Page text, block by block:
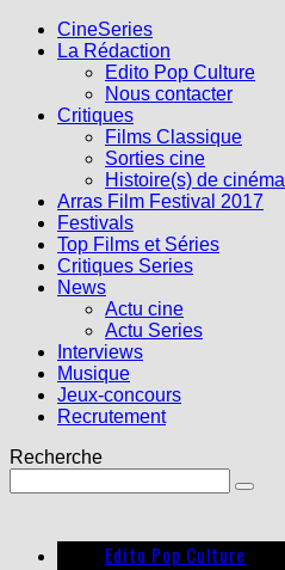
CineSeries
La Rédaction
Edito Pop Culture
Nous contacter
Critiques
Films Classique
Sorties cine
Histoire(s) de cinéma
Arras Film Festival 2017
Festivals
Top Films et Séries
Critiques Series
News
Actu cine
Actu Series
Interviews
Musique
Jeux-concours
Recrutement
Recherche
Edito Pop Culture